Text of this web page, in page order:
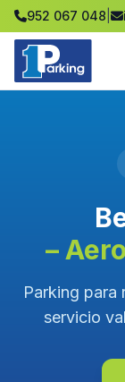
952 067 048
–
Parking para
servicio